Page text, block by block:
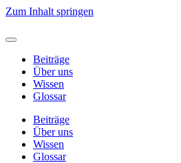
Zum Inhalt springen
Beiträge
Über uns
Wissen
Glossar
Beiträge
Über uns
Wissen
Glossar